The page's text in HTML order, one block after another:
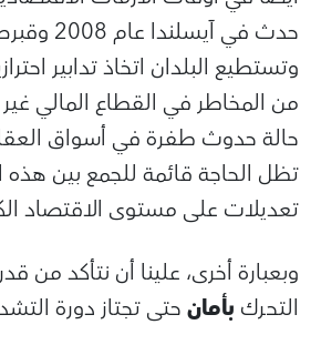
وتستطيع البلدان اتخاذ تدابير
من المخاطر في القطاع المالي
حالة حدوث طفرة في أسواق
تظل الحاجة قائمة للجمع بين هذه
تعديلات على مستوى الاقتصاد
وبعبارة أخرى، علينا أن نتأكد من
التحرك بأمانحتى تجتاز دورة